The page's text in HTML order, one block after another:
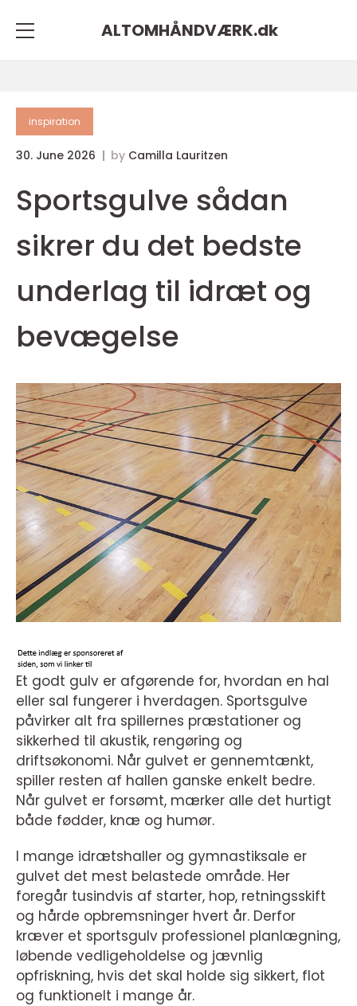
ALTOMHÅNDVÆRK.dk
inspiration
30. June 2026 by Camilla Lauritzen
Sportsgulve sådan
sikrer du det bedste
underlag til idræt og
bevægelse
Et godt gulv er afgørende for, hvordan en hal
eller sal fungerer i hverdagen. Sportsgulve
påvirker alt fra spillernes præstationer og
sikkerhed til akustik, rengøring og
driftsøkonomi. Når gulvet er gennemtænkt,
spiller resten af hallen ganske enkelt bedre.
Når gulvet er forsømt, mærker alle det hurtigt
både fødder, knæ og humør.
I mange idrætshaller og gymnastiksale er
gulvet det mest belastede område. Her
foregår tusindvis af starter, hop, retningsskift
og hårde opbremsninger hvert år. Derfor
kræver et sportsgulv professionel planlægning,
løbende vedligeholdelse og jævnlig
opfriskning, hvis det skal holde sig sikkert, flot
og funktionelt i mange år.